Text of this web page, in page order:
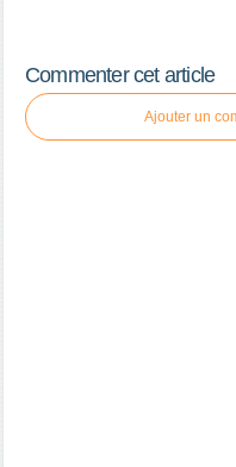
Commenter cet article
Ajouter un